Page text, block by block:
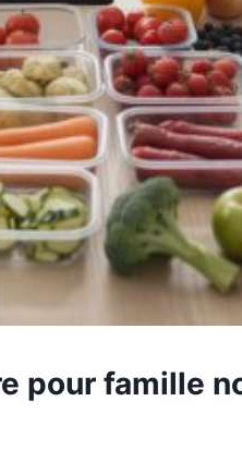
pour famille